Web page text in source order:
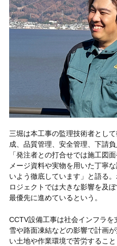
三堀は本工事の監理技術者とし
成、品質管理、安全管理、下請
「発注者との打合せでは施工図
メージ資料や実物を用いた丁寧
いよう徹底しています」と語る
ロジェクトでは大きな影響を及
最優先に進めているという。
CCTV設備工事は社会インフラを
雪や路面凍結などの影響で計画
い土地や作業環境で苦労するこ